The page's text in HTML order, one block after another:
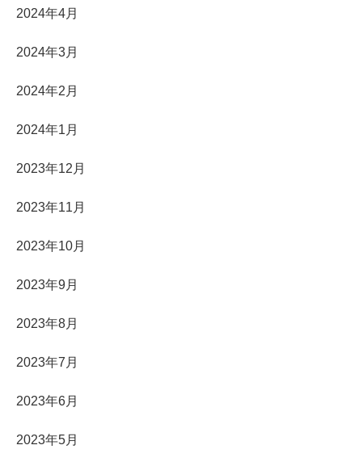
2024年4月
2024年3月
2024年2月
2024年1月
2023年12月
2023年11月
2023年10月
2023年9月
2023年8月
2023年7月
2023年6月
2023年5月